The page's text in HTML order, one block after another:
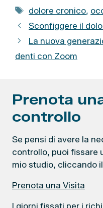
a
e
g
o
T
a
dolore cronico,
Sconfiggere il
La nuova
denti con Zoom
Prenota
controllo
Se pensi di avere la
controllo, puoi fissare
mio studio, cliccando
Prenota una Visita
I giorni fissati per i